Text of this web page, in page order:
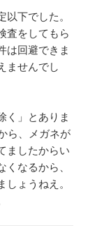
下でした。
査をしてもら
は回避できま
ませんでし
く」とありま
ら、メガネが
ましたからい
なるから、
ょうねえ。